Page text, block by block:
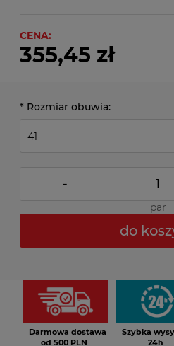
CENA:
355,45 zł
* Rozmiar obuwia:
-
par
do
Darmowa dostawa
od 500 PLN
Szybka
24h